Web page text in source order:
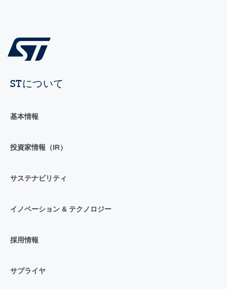
STについて
基本情報
投資家情報（IR）
サステナビリティ
イノベーション & テクノロジー
採用情報
サプライヤ